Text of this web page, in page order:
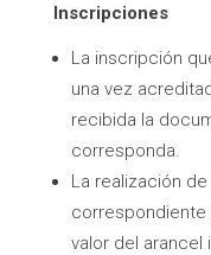
Inscripciones
La inscripción
una vez
recibida la
corresponda.
La realización
correspondiente
valor del arancel